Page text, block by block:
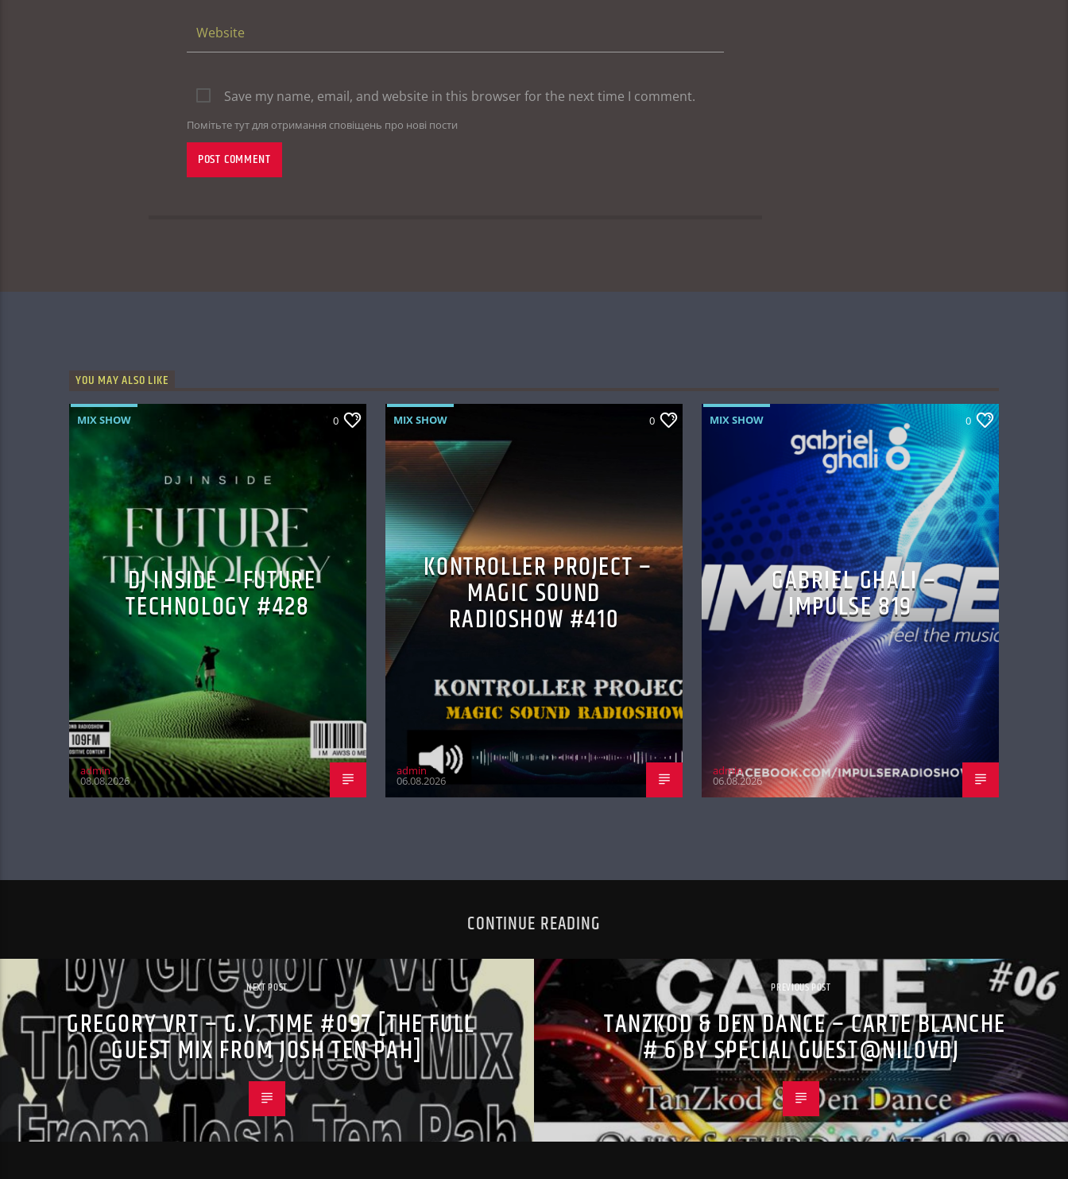
Save my name, email, and website in this browser for the next time I comment.
Помітьте тут для отримання сповіщень про нові пости
YOU MAY ALSO LIKE
MIX SHOW 0
DJ INSIDE – FUTURE
TECHNOLOGY #428
admin
08.08.2026
MIX SHOW 0
KONTROLLER PROJECT –
MAGIC SOUND
RADIOSHOW #410
admin
06.08.2026
MIX SHOW 0
GABRIEL GHALI –
IMPULSE 819
admin
06.08.2026
CONTINUE READING
NEXT POST
GREGORY VRT – G.V. TIME #097 [THE FULL
GUEST MIX FROM JOSH TEN PAH]
PREVIOUS POST
TANZKOD & DEN DANCE – CARTE BLANCHE
# 6 BY SPECIAL GUEST@NILOVDJ